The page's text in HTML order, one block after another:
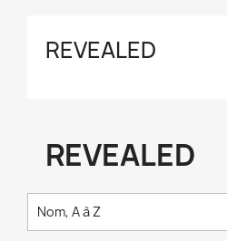
REVEALED
REVEALED
Nom, A à Z